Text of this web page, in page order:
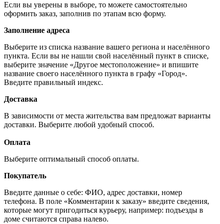
Если вы уверены в выборе, то можете самостоятельно
оформить заказ, заполнив по этапам всю форму.
Заполнение адреса
Выберите из списка название вашего региона и населённого
пункта. Если вы не нашли свой населённый пункт в списке,
выберите значение «Другое местоположение» и впишите
название своего населённого пункта в графу «Город».
Введите правильный индекс.
Доставка
В зависимости от места жительства вам предложат варианты
доставки. Выберите любой удобный способ.
Оплата
Выберите оптимальный способ оплаты.
Покупатель
Введите данные о себе: ФИО, адрес доставки, номер
телефона. В поле «Комментарии к заказу» введите сведения,
которые могут пригодиться курьеру, например: подъезды в
доме считаются справа налево.